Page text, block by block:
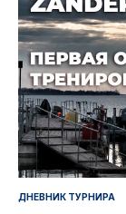
ДНЕВНИК ТУРНИРА